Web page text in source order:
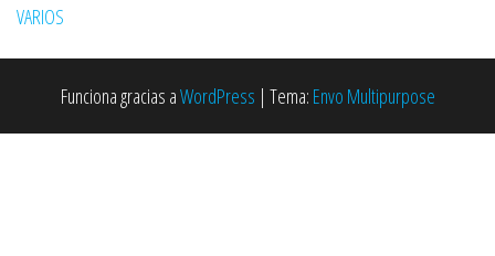
VARIOS
Funciona gracias aWordPress | Tema: Envo Multipurpose